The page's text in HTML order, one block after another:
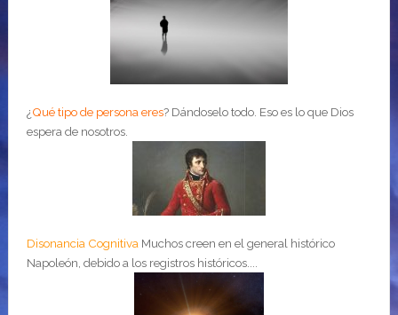
¿Qué tipo de persona eres? Dándoselo todo. Eso es lo que Dios
espera de nosotros.
Disonancia Cognitiva Muchos creen en el general histórico
Napoleón, debido a los registros históricos....